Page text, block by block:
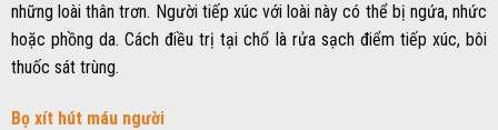
những loài thân trơn. Người tiếp xúc với loài này có thể bị ngứa, nhức
hoặc phồng da. Cách điều trị tại chổ là rửa sạch điểm tiếp xúc, bôi
thuốc sát trùng.
Bọ xít hút máu người